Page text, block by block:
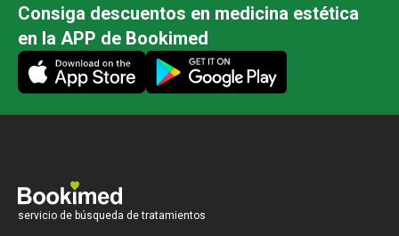
Consiga descuentos en medicina estética
en la APP de Bookimed
servicio de búsqueda de tratamientos